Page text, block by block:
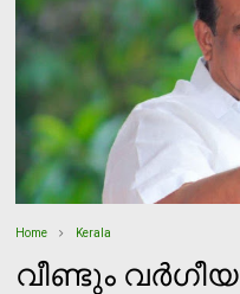
Home Kerala
വീണ്ടും വർഗീയ